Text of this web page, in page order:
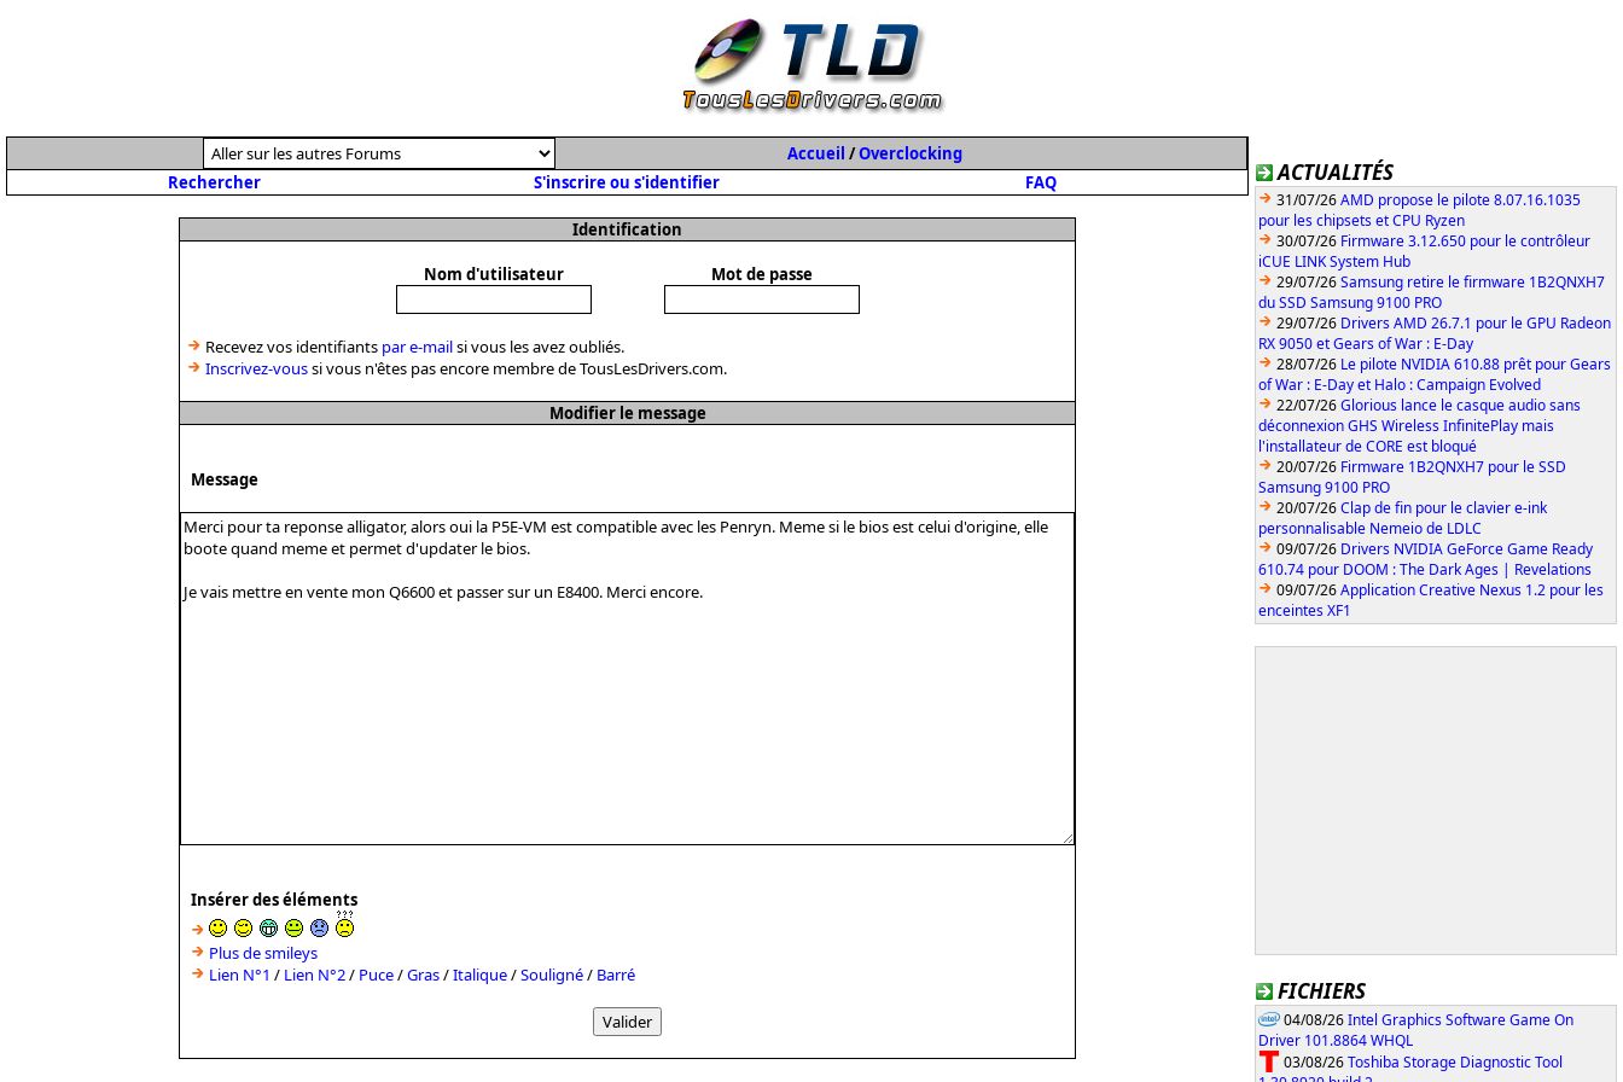
ACTUALITÉS
31/07/26AMD propose le pilote 8.07.16.1035
pour les chipsets et CPU Ryzen
30/07/26 Firmware 3.12.650 pour le contrôleur
iCUE LINK System Hub
29/07/26Samsung retire le firmware 1B2QNXH7
du SSD Samsung 9100 PRO
29/07/26 Drivers AMD 26.7.1 pour le GPU Radeon
RX 9050 et Gears of War : E-Day
28/07/26 Le pilote NVIDIA 610.88 prêt pour Gears
of War : E-Day et Halo : Campaign Evolved
22/07/26Glorious lance le casque audio sans
déconnexion GHS Wireless InfinitePlay mais
l'installateur de CORE est bloqué
20/07/26 Firmware 1B2QNXH7 pour le SSD
Samsung 9100 PRO
20/07/26Clap de fin pour le clavier e-ink
personnalisable Nemeio de LDLC
09/07/26 Drivers NVIDIA GeForce Game Ready
610.74 pour DOOM : The Dark Ages | Revelations
09/07/26Application Creative Nexus 1.2 pour les
enceintes XF1
FICHIERS
04/08/26Intel Graphics Software Game On
Driver 101.8864 WHQL
03/08/26Toshiba Storage Diagnostic Tool
Accueil /Overclocking
Rechercher
S'inscrire ou s'identifier FAQ
Identification
Nom d'utilisateur Mot de passe
Recevez vos identifiants par e-mailsi vous les avez oubliés.
Inscrivez-voussi vous n'êtes pas encore membre de TousLesDrivers.com.
Modifier le message
Message
Insérer des éléments
Plus de smileys
Lien N°1 / Lien N°2/ Puce/Gras/Italique/Souligné/ Barré